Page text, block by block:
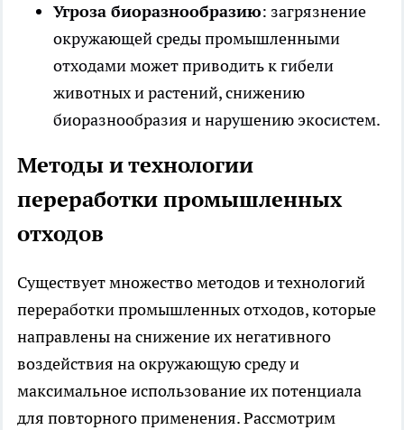
Угроза биоразнообразию: загрязнение
окружающей среды промышленными
отходами может приводить к гибели
животных и растений, снижению
биоразнообразия и нарушению экосистем.
Методы и технологии
переработки промышленных
отходов
Существует множество методов и технологий
переработки промышленных отходов, которые
направлены на снижение их негативного
воздействия на окружающую среду и
максимальное использование их потенциала
для повторного применения. Рассмотрим